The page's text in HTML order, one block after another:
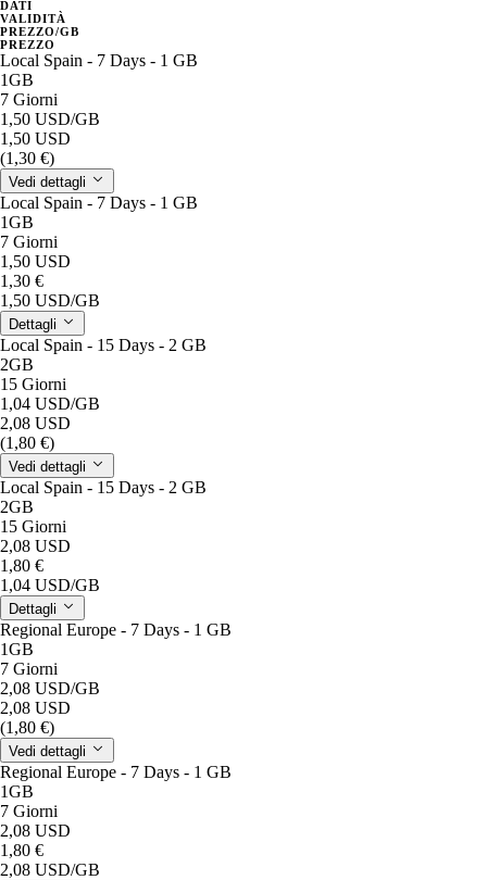
DATI
VALIDITÀ
PREZZO/GB
PREZZO
Local Spain - 7 Days - 1 GB
1GB
7 Giorni
1,50 USD/GB
1,50 USD
(1,30 €)
Vedi dettagli
Local Spain - 7 Days - 1 GB
1GB
7 Giorni
1,50 USD
1,30 €
1,50 USD/GB
Dettagli
Local Spain - 15 Days - 2 GB
2GB
15 Giorni
1,04 USD/GB
2,08 USD
(1,80 €)
Vedi dettagli
Local Spain - 15 Days - 2 GB
2GB
15 Giorni
2,08 USD
1,80 €
1,04 USD/GB
Dettagli
Regional Europe - 7 Days - 1 GB
1GB
7 Giorni
2,08 USD/GB
2,08 USD
(1,80 €)
Vedi dettagli
Regional Europe - 7 Days - 1 GB
1GB
7 Giorni
2,08 USD
1,80 €
2,08 USD/GB